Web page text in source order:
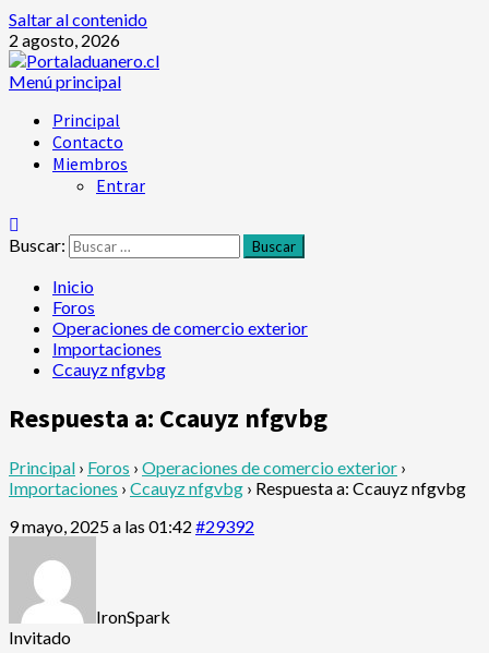
Saltar al contenido
2 agosto, 2026
Menú principal
Principal
Contacto
Miembros
Entrar
Buscar:
Inicio
Foros
Operaciones de comercio exterior
Importaciones
Ccauyz nfgvbg
Respuesta a: Ccauyz nfgvbg
Principal › Foros › Operaciones de comercio exterior ›
Importaciones › Ccauyz nfgvbg › Respuesta a: Ccauyz nfgvbg
9 mayo, 2025 a las 01:42 #29392
IronSpark
Invitado